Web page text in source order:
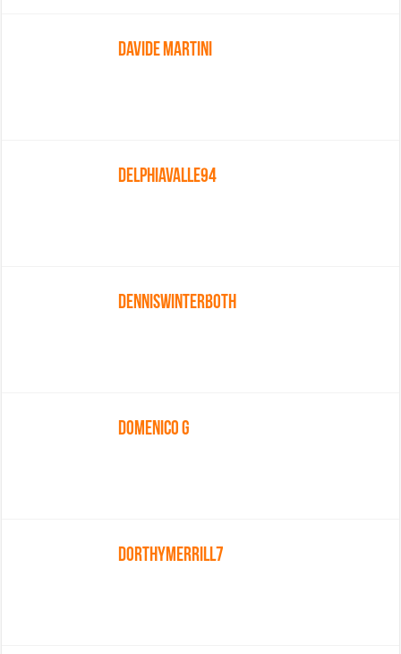
Davide Martini
Delphiavalle94
Denniswinterboth
Domenico G
Dorthymerrill7